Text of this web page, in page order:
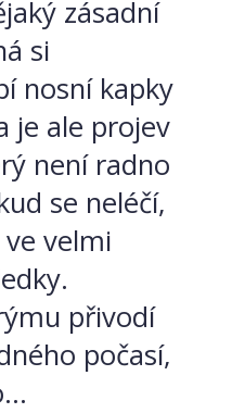
zásadní
si
nosní kapky
je ale projev
není radno
se neléčí,
velmi
přivodí
počasí,